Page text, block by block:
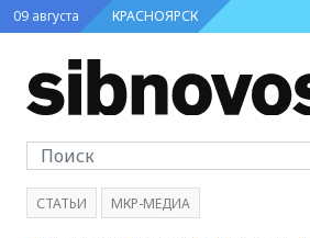
09 августа КРАСНОЯРСК
СТАТЬИ МКР-МЕДИА